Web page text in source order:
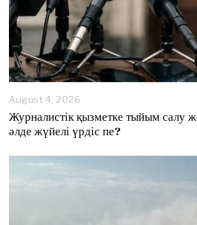
August 4, 2026
g
u
Журналистік қызметке тыйым салу
әлде жүйелі үрдіс пе?